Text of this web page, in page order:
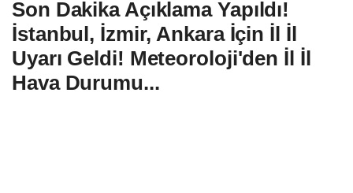
Son Dakika Açıklama Yapıldı!
İstanbul, İzmir, Ankara İçin İl İl
Uyarı Geldi! Meteoroloji'den İl İl
Hava Durumu...